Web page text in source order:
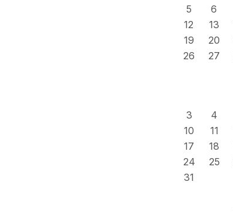
5
6
12
13
19
20
26
27
3
4
10
11
17
18
24
25
31